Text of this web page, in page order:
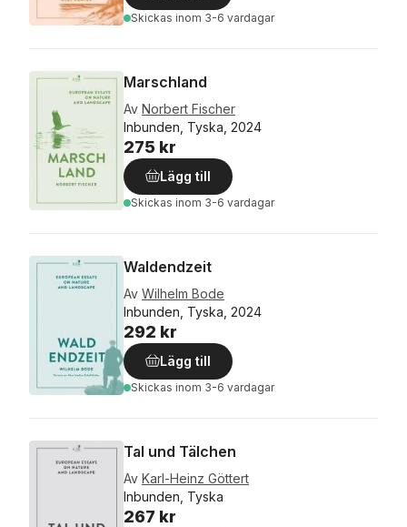
Skickas inom 3-6 vardagar
Marschland
Av Norbert Fischer
Inbunden, Tyska, 2024
275 kr
Lägg till
Skickas inom 3-6 vardagar
Waldendzeit
Av Wilhelm Bode
Inbunden, Tyska, 2024
292 kr
Lägg till
Skickas inom 3-6 vardagar
Tal und Tälchen
Av Karl-Heinz Göttert
Inbunden, Tyska
267 kr